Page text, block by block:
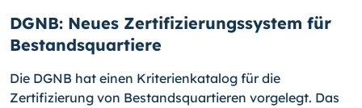
DGNB: Neues Zertifizierungssystem für
Bestandsquartiere
Die DGNB hat einen Kriterienkatalog für die
Zertifizierung von Bestandsquartieren vorgelegt. Das